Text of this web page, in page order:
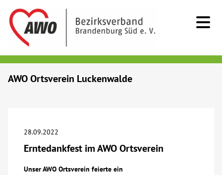
Beratung & Hilfe
AWO Ortsverein Luckenwalde
28.09.2022
Erntedankfest im AWO Ortsverein
Unser AWO Ortsverein feierte ein